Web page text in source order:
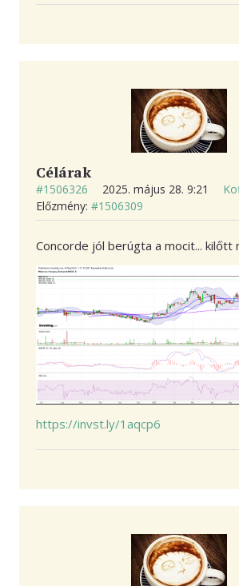
Célárak
#1506326 2025. május 28. 9:21
Előzmény: #1506309
Concorde jól berúgta a mocit... kilőtt
https://invst.ly/1aqcp6